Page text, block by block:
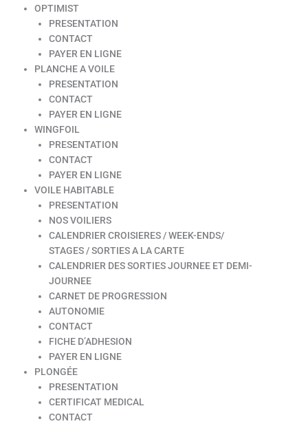
OPTIMIST
PRESENTATION
CONTACT
PAYER EN LIGNE
PLANCHE A VOILE
PRESENTATION
CONTACT
PAYER EN LIGNE
WINGFOIL
PRESENTATION
CONTACT
PAYER EN LIGNE
VOILE HABITABLE
PRESENTATION
NOS VOILIERS
CALENDRIER CROISIERES / WEEK-ENDS/
STAGES / SORTIES A LA CARTE
CALENDRIER DES SORTIES JOURNEE ET DEMI-
JOURNEE
CARNET DE PROGRESSION
AUTONOMIE
CONTACT
FICHE D’ADHESION
PAYER EN LIGNE
PLONGÉE
PRESENTATION
CERTIFICAT MEDICAL
CONTACT